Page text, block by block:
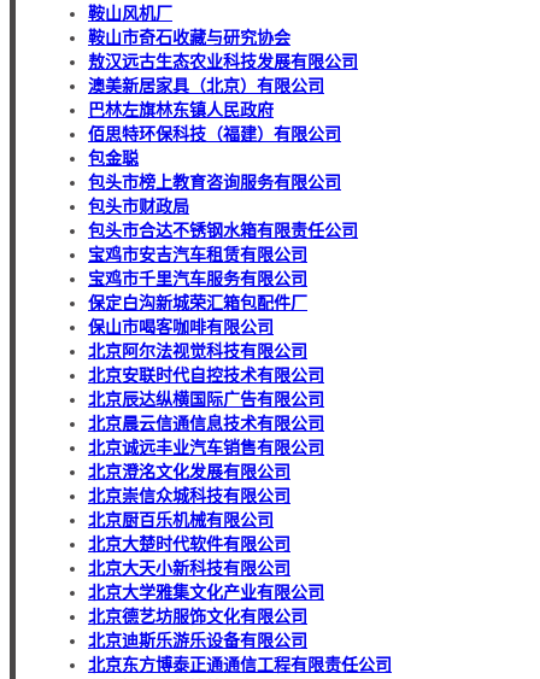
鞍山风机厂
鞍山市奇石收藏与研究协会
敖汉远古生态农业科技发展有限公司
澳美新居家具（北京）有限公司
巴林左旗林东镇人民政府
佰思特环保科技（福建）有限公司
包金聪
包头市榜上教育咨询服务有限公司
包头市财政局
包头市合达不锈钢水箱有限责任公司
宝鸡市安吉汽车租赁有限公司
宝鸡市千里汽车服务有限公司
保定白沟新城荣汇箱包配件厂
保山市喝客咖啡有限公司
北京阿尔法视觉科技有限公司
北京安联时代自控技术有限公司
北京辰达纵横国际广告有限公司
北京晨云信通信息技术有限公司
北京诚远丰业汽车销售有限公司
北京澄洺文化发展有限公司
北京崇信众城科技有限公司
北京厨百乐机械有限公司
北京大楚时代软件有限公司
北京大天小新科技有限公司
北京大学雅集文化产业有限公司
北京德艺坊服饰文化有限公司
北京迪斯乐游乐设备有限公司
北京东方博泰正通通信工程有限责任公司